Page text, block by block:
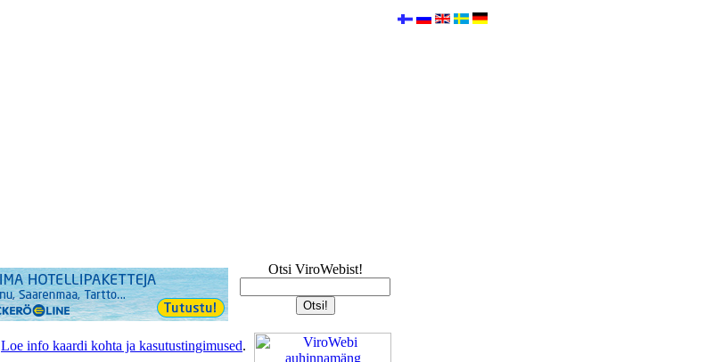
Otsi ViroWebist!
Loe info kaardi kohta ja kasutustingimused.